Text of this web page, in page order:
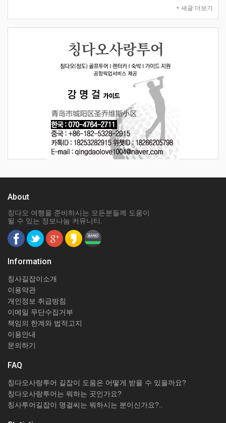
+ 새글 더보기
About
칭다오 여행을 준비하시는 모든분들께 도움이
될 수 있는 정보나눔 커뮤니티.
Information
칭사길잡이소개
이용약관
개인정보 취급방침
이메일 무단수집거부
책임의 한계와 법적고지
이용안내
문의하기
FAQ
칭다오사랑투어 길잡이 도움은 어떻게 받을 수 있을까요?
칭다오사랑투어는 뭐하는 곳인가요?
칭사투어길잡이 명걸씨는 뭐하시는 분이신가요?..